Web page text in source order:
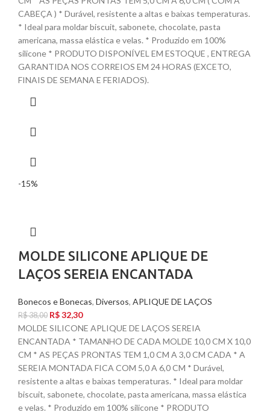
CABEÇA ) * Durável, resistente a altas e baixas temperaturas.
* Ideal para moldar biscuit, sabonete, chocolate, pasta
americana, massa elástica e velas. * Produzido em 100%
silicone * PRODUTO DISPONÍVEL EM ESTOQUE , ENTREGA
GARANTIDA NOS CORREIOS EM 24 HORAS (EXCETO,
FINAIS DE SEMANA E FERIADOS).
-15%
MOLDE SILICONE APLIQUE DE
LAÇOS SEREIA ENCANTADA
Bonecos e Bonecas, Diversos, APLIQUE DE LAÇOS
R$38,00 R$32,30
MOLDE SILICONE APLIQUE DE LAÇOS SEREIA
ENCANTADA * TAMANHO DE CADA MOLDE 10,0 CM X 10,0
CM * AS PEÇAS PRONTAS TEM 1,0 CM A 3,0 CM CADA * A
SEREIA MONTADA FICA COM 5,0 A 6,0 CM * Durável,
resistente a altas e baixas temperaturas. * Ideal para moldar
biscuit, sabonete, chocolate, pasta americana, massa elástica
e velas. * Produzido em 100% silicone * PRODUTO